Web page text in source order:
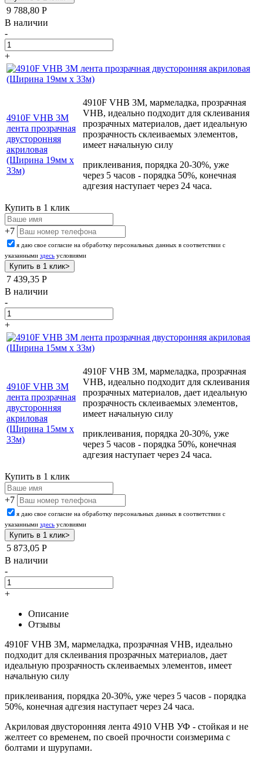
9 788,80 Р
В наличии
-
+
4910F VHB 3М
лента прозрачная
двусторонняя
акриловая
(Ширина 19мм х
33м)
4910F VHB 3М, мармеладка, прозрачная
VHB, идеально подходит для склеивания
прозрачных материалов, дает идеальную
прозрачность склеиваемых элементов,
имеет начальную силу
приклеивания, порядка 20-30%, уже
через 5 часов - порядка 50%, конечная
адгезия наступает через 24 часа.
Купить в 1 клик
+7
я даю свое согласие на обработку персональных данных в соответствии с
указанными здесь условиями
7 439,35 Р
В наличии
-
+
4910F VHB 3М
лента прозрачная
двусторонняя
акриловая
(Ширина 15мм х
33м)
4910F VHB 3М, мармеладка, прозрачная
VHB, идеально подходит для склеивания
прозрачных материалов, дает идеальную
прозрачность склеиваемых элементов,
имеет начальную силу
приклеивания, порядка 20-30%, уже
через 5 часов - порядка 50%, конечная
адгезия наступает через 24 часа.
Купить в 1 клик
+7
я даю свое согласие на обработку персональных данных в соответствии с
указанными здесь условиями
5 873,05 Р
В наличии
-
+
Описание
Отзывы
4910F VHB 3М, мармеладка, прозрачная VHB, идеально
подходит для склеивания прозрачных материалов, дает
идеальную прозрачность склеиваемых элементов, имеет
начальную силу
приклеивания, порядка 20-30%, уже через 5 часов - порядка
50%, конечная адгезия наступает через 24 часа.
Акриловая двусторонняя лента 4910 VHB УФ - стойкая и не
желтеет со временем, по своей прочности соизмерима с
болтами и шурупами.